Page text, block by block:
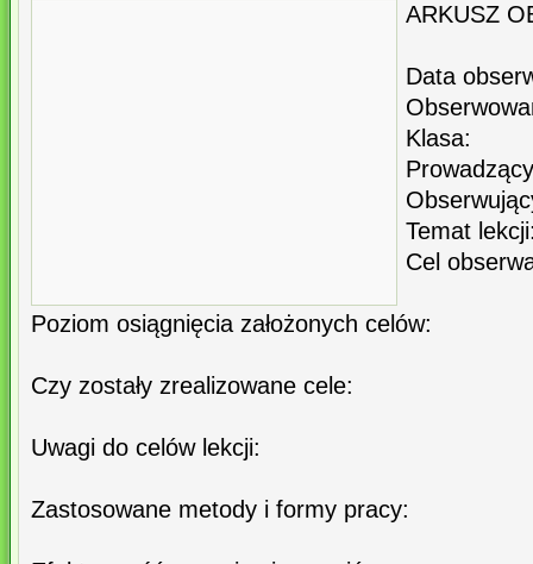
ARKUSZ
Data
Klasa:
Temat
Cel
Poziom osiągnięcia założonych celów:
Czy zostały zrealizowane cele:
Uwagi do celów lekcji:
Zastosowane metody i formy pracy: